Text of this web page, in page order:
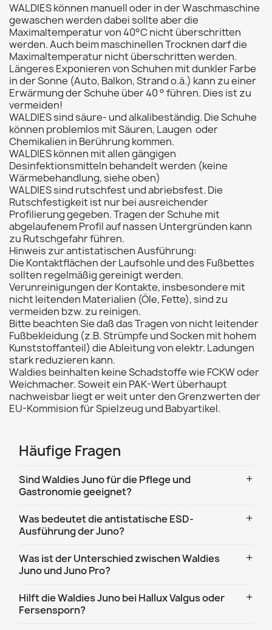
WALDIES können manuell oder in der Waschmaschine
gewaschen werden dabei sollte aber die
Maximaltemperatur von 40°C nicht überschritten
werden. Auch beim maschinellen Trocknen darf die
Maximaltemperatur nicht überschritten werden.
Längeres Exponieren von Schuhen mit dunkler Farbe
in der Sonne (Auto, Balkon, Strand o.ä.) kann zu einer
Erwärmung der Schuhe über 40 ° führen. Dies ist zu
vermeiden!
WALDIES sind säure- und alkalibeständig. Die Schuhe
können problemlos mit Säuren, Laugen oder
Chemikalien in Berührung kommen.
WALDIES können mit allen gängigen
Desinfektionsmitteln behandelt werden (keine
Wärmebehandlung, siehe oben)
WALDIES sind rutschfest und abriebsfest. Die
Rutschfestigkeit ist nur bei ausreichender
Profilierung gegeben. Tragen der Schuhe mit
abgelaufenem Profil auf nassen Untergründen kann
zu Rutschgefahr führen.
Hinweis zur antistatischen Ausführung:
Die Kontaktflächen der Laufsohle und des Fußbettes
sollten regelmäßig gereinigt werden.
Verunreinigungen der Kontakte, insbesondere mit
nicht leitenden Materialien (Öle, Fette), sind zu
vermeiden bzw. zu reinigen.
Bitte beachten Sie daß das Tragen von nicht leitender
Fußbekleidung (z.B. Strümpfe und Socken mit hohem
Kunststoffanteil) die Ableitung von elektr. Ladungen
stark reduzieren kann.
Waldies beinhalten keine Schadstoffe wie FCKW oder
Weichmacher. Soweit ein PAK-Wert überhaupt
nachweisbar liegt er weit unter den Grenzwerten der
EU-Kommision für Spielzeug und Babyartikel.
Häufige Fragen
Sind Waldies Juno für die Pflege und
Gastronomie geeignet?
Was bedeutet die antistatische ESD-
Ausführung der Juno?
Was ist der Unterschied zwischen Waldies
Juno und Juno Pro?
Hilft die Waldies Juno bei Hallux Valgus oder
Fersensporn?